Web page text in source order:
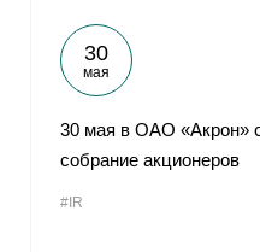
30
мая
30 мая в ОАО «Акрон»
собрание акционеров
#IR